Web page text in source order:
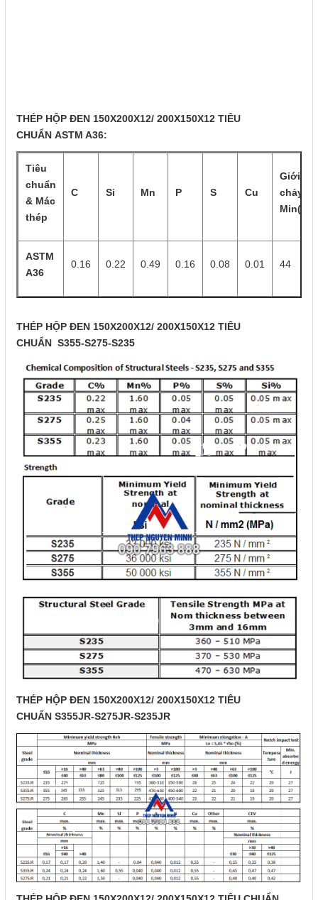
THÉP HỘP ĐEN 150X200X12/ 200X150X12 TIÊU
CHUẨN ASTM A36:
Tiêu
chuẩn
& Mác
thép
C Si Mn P S Cu
Giới
chảy
Min(N/
ASTM
A36
0.16 0.22 0.49 0.16 0.08 0.01 44
THÉP HỘP ĐEN 150X200X12/ 200X150X12 TIÊU
CHUẨN S355-S275-S235
THÉP HỘP ĐEN 150X200X12/ 200X150X12 TIÊU
CHUẨN S355JR-S275JR-S235JR